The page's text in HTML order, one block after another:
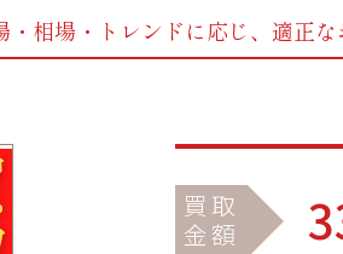
相場・トレンドに応じ、 適正な
買取
金額